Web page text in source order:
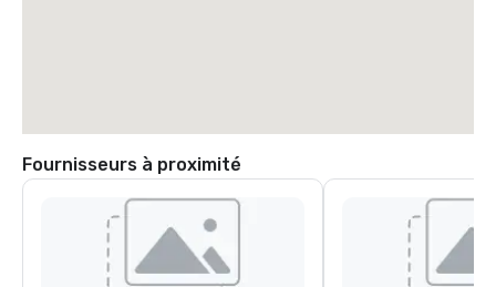
Fournisseurs à proximité